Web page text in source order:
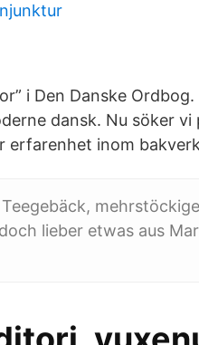
i Den Danske
dansk. Nu söker vi
erfarenhet inom
lieber etwas aus